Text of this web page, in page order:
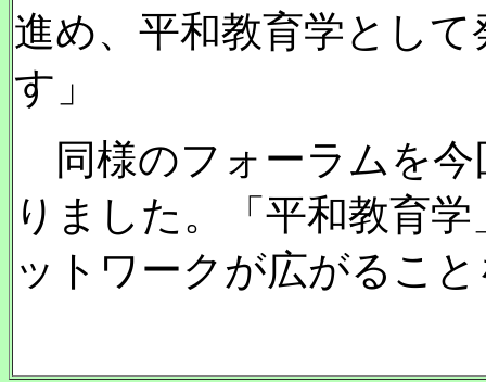
進め、平和教育学とし
す」
同様のフォーラムを今
りました。「平和教育
ットワークが広がるこ